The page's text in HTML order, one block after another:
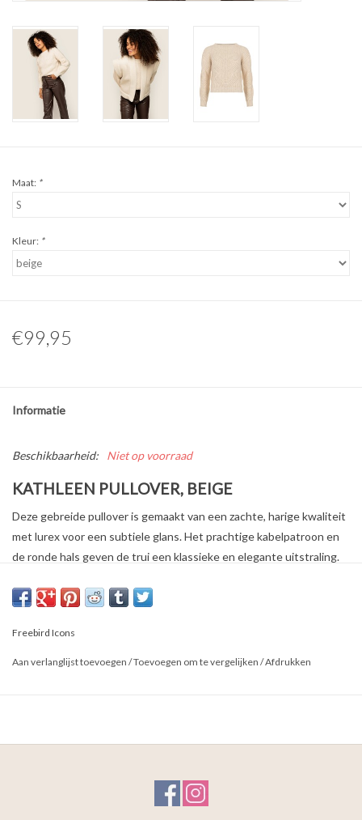
Maat: *
Kleur: *
€99,95
Informatie
Beschikbaarheid: Niet op voorraad
KATHLEEN PULLOVER, BEIGE
Deze gebreide pullover is gemaakt van een zachte, harige kwaliteit
met lurex voor een subtiele glans. Het prachtige kabelpatroon en
de ronde hals geven de trui een klassieke en elegante uitstraling.
diverse outfits.
Gebreid kabelpatroon
Her model is 175 cm en draagt maatS
Freebird Icons
Aan verlanglijst toevoegen /Toevoegen om te vergelijken /Afdrukken